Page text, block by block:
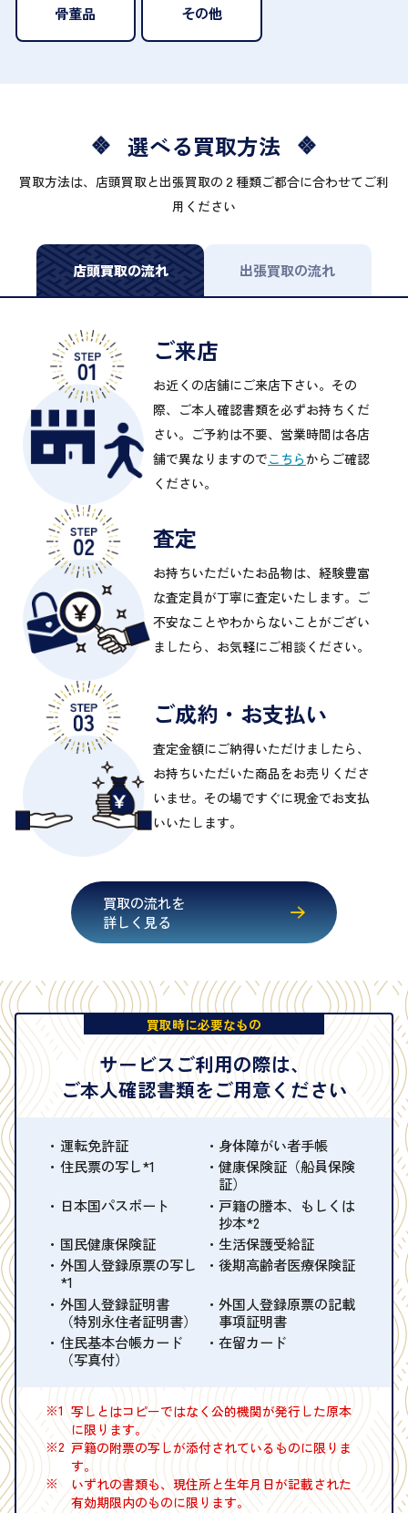
骨董品 その他
選べる買取方法
買取方法は、店頭買取と出張買取の２種類ご都合に合わせてご利
用ください
店頭買取の流れ 出張買取の流れ
ご来店
お近くの店舗にご来店下さい。その
際、ご本人確認書類を必ずお持ちくだ
さい。ご予約は不要、営業時間は各店
舗で異なりますのでこちらからご確認
ください。
査定
お持ちいただいたお品物は、経験豊富
な査定員が丁寧に査定いたします。ご
不安なことやわからないことがござい
ましたら、お気軽にご相談ください。
ご成約・お支払い
査定金額にご納得いただけましたら、
お持ちいただいた商品をお売りくださ
いませ。その場ですぐに現金でお支払
いいたします。
買取の流れを
詳しく見る
買取時に必要なもの
サービスご利用の際は、
ご本人確認書類をご用意ください
運転免許証
身体障がい者手帳
住民票の写し*1
健康保険証（船員保険
証）
日本国パスポート
戸籍の謄本、もしくは
抄本*2
国民健康保険証
生活保護受給証
外国人登録原票の写し
*1
後期高齢者医療保険証
外国人登録証明書
（特別永住者証明書）
外国人登録原票の記載
事項証明書
住民基本台帳カード
（写真付）
在留カード
※1 写しとはコピーではなく公的機関が発行した原本
に限ります。
※2 戸籍の附票の写しが添付されているものに限りま
す。
※
いずれの書類も、現住所と生年月日が記載された
有効期限内のものに限ります。